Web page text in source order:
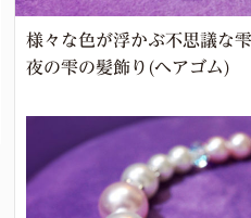
様々な色が浮かぶ不思議な
夜の雫の髪飾り(ヘアゴム)